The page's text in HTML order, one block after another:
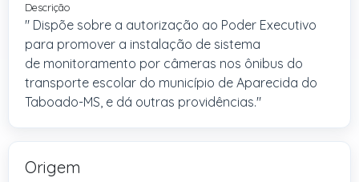
Descrição
" Dispõe sobre a autorização ao Poder Executivo
para promover a instalação de sistema
de monitoramento por câmeras nos ônibus do
transporte escolar do município de Aparecida do
Taboado-MS, e dá outras providências."
Origem